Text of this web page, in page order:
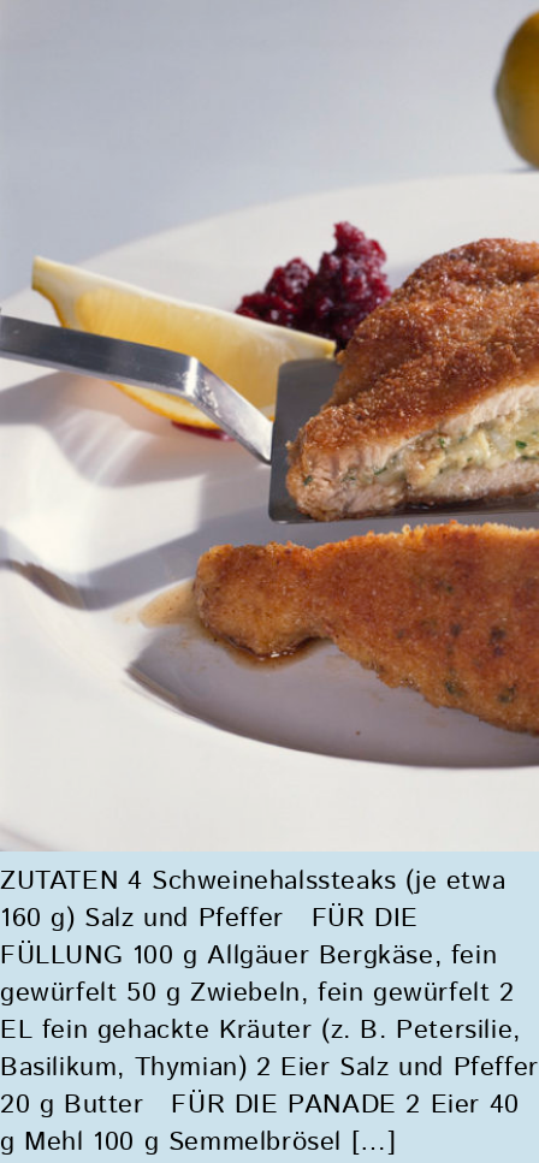
ZUTATEN 4 Schweinehalssteaks (je etwa
160 g) Salz und Pfeffer FÜR DIE
FÜLLUNG 100 g Allgäuer Bergkäse, fein
gewürfelt 50 g Zwiebeln, fein gewürfelt 2
EL fein gehackte Kräuter (z. B. Petersilie,
Basilikum, Thymian) 2 Eier Salz und Pfeffer
20 g Butter FÜR DIE PANADE 2 Eier 40
g Mehl 100 g Semmelbrösel […]